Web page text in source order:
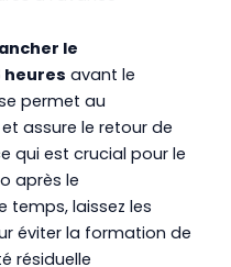
le
avant le
permet au
assure le retour de
qui est crucial pour le
après le
temps, laissez les
éviter la formation de
résiduelle